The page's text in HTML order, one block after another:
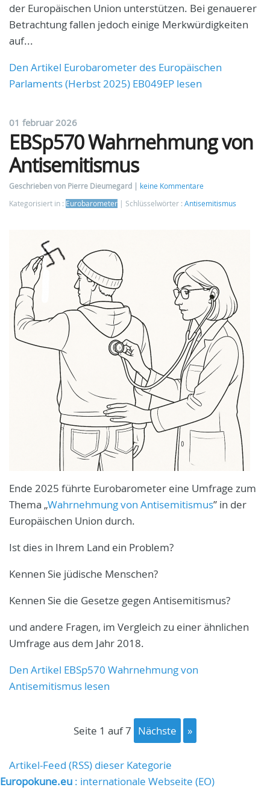
der Europäischen Union unterstützen. Bei genauerer
Betrachtung fallen jedoch einige Merkwürdigkeiten
auf...
Den Artikel Eurobarometer des Europäischen
Parlaments (Herbst 2025) EB049EP lesen
01 februar 2026
EBSp570 Wahrnehmung von
Antisemitismus
Geschrieben von Pierre Dieumegard
keine Kommentare
Kategorisiert in : Eurobarometer Schlüsselwörter : Antisemitismus
Ende 2025 führte Eurobarometer eine Umfrage zum
Thema „Wahrnehmung von Antisemitismus” in der
Europäischen Union durch.
Ist dies in Ihrem Land ein Problem?
Kennen Sie jüdische Menschen?
Kennen Sie die Gesetze gegen Antisemitismus?
und andere Fragen, im Vergleich zu einer ähnlichen
Umfrage aus dem Jahr 2018.
Den Artikel EBSp570 Wahrnehmung von
Antisemitismus lesen
Seite 1 auf 7 Nächste »
Artikel-Feed (RSS) dieser Kategorie
Europokune.eu : internationale Webseite (EO)